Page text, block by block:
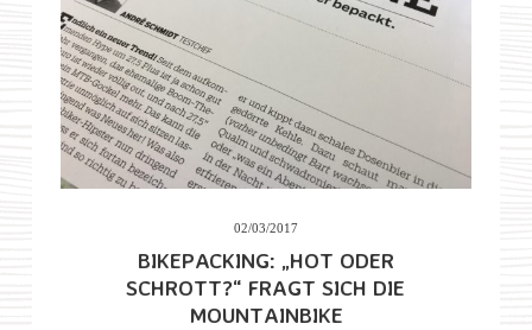
02/03/2017
BIKEPACKING: „HOT ODER
SCHROTT?“ FRAGT SICH DIE
MOUNTAINBIKE